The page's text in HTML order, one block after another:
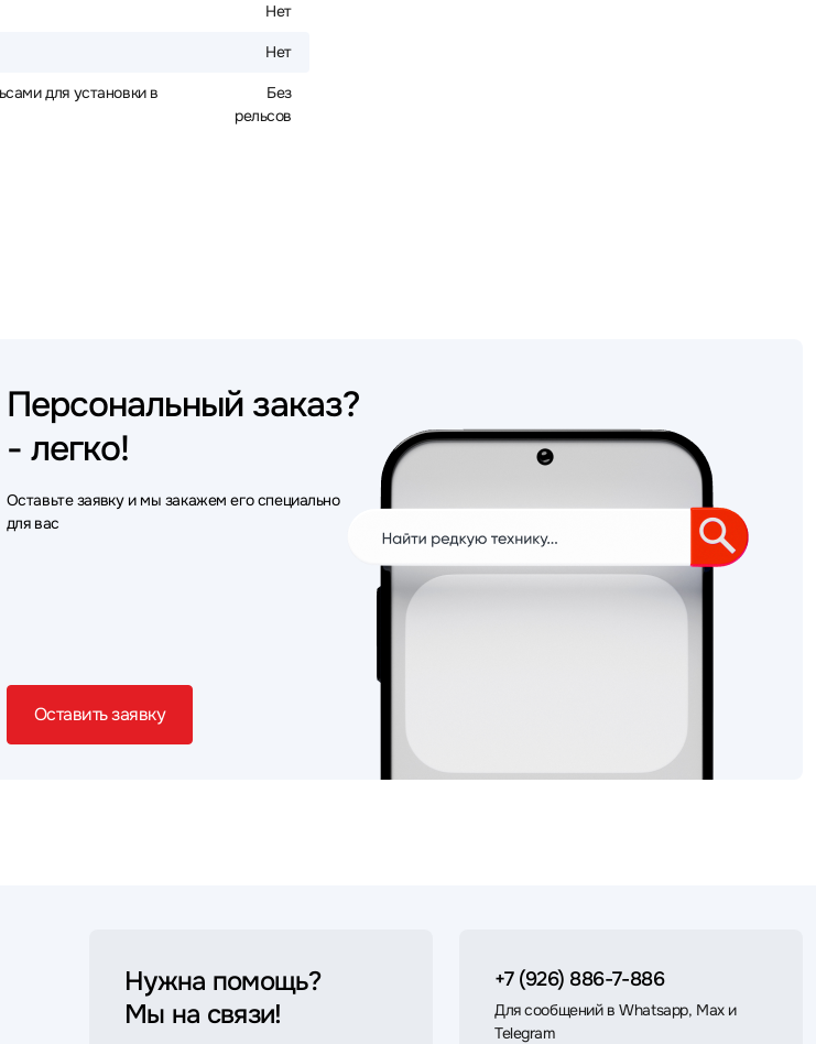
Нет
Нет
для установки в
Без
рельсов
Персональный заказ?
- легко!
Оставьте заявку и мы закажем его специально
для вас
Оставить заявку
Нужна помощь?
Мы на связи!
+7 (926) 886-7-886
Для сообщений в Whatsapp, Max и
Telegram